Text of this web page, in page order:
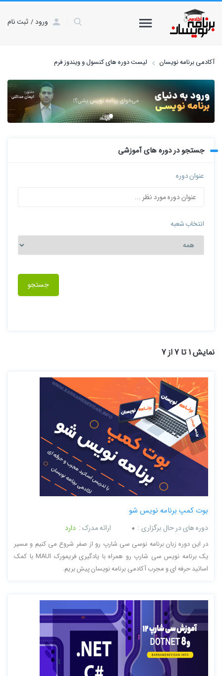
ورود ثبت نام
آکادمی برنامه نویسان لیست دوره های کنسول و ویندوز فرم
جستجو در دوره های آموزشی
عنوان دوره
انتخاب شعبه
جستجو
نمایش 1 تا 7 از 7
بوت کمپ برنامه نویس شو
دوره های در حال برگزاری : 0 ارائه مدرک : دارد
در این دوره زبان برنامه نوسی سی شارپ رو از صفر شروع می کنیم و مسیر
یک برنامه نویس سی شارپ رو همراه با یادگیری فریمورک MAUI با کمک
اساتید حرفه ای و مجرب آکادمی برنامه نویسان پیش بریم.